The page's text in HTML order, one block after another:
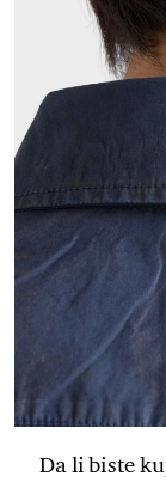
Da li biste